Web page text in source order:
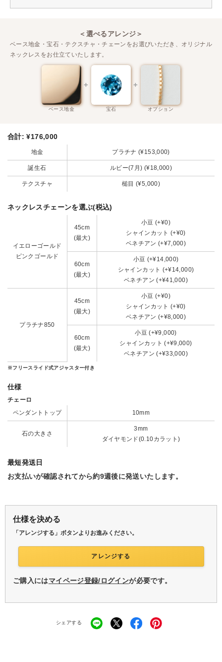
＜選べるアレンジ＞
ベース地金・宝石・テクスチャ・チェーンをお選びいただき、オリジナル
ネックレスをお仕立ていたします。
ベース地金 宝石 オプション
合計:¥176,000
地金 プラチナ (¥153,000)
誕生石 ルビー(7月) (¥18,000)
テクスチャ 槌目 (¥5,000)
ネックレスチェーンを選ぶ(税込)
イエローゴールド
ピンクゴールド
45cm
(最大)
小豆 (+¥0)
シャインカット (+¥0)
ベネチアン (+¥7,000)
60cm
(最大)
小豆 (+¥14,000)
シャインカット (+¥14,000)
ベネチアン (+¥41,000)
プラチナ850
45cm
(最大)
小豆 (+¥0)
シャインカット (+¥0)
ベネチアン (+¥8,000)
60cm
(最大)
小豆 (+¥9,000)
シャインカット (+¥9,000)
ベネチアン (+¥33,000)
※フリースライド式アジャスター付き
仕様
チェーロ
ペンダントトップ
10mm
石の大きさ
3mm
ダイヤモンド(0.10カラット)
最短発送日
お支払いが確認されてから約9週後に発送いたします。
仕様を決める
「アレンジする」ボタンよりお進みください。
アレンジする
ご購入にはマイページ登録/ログインが必要です。
シェアする